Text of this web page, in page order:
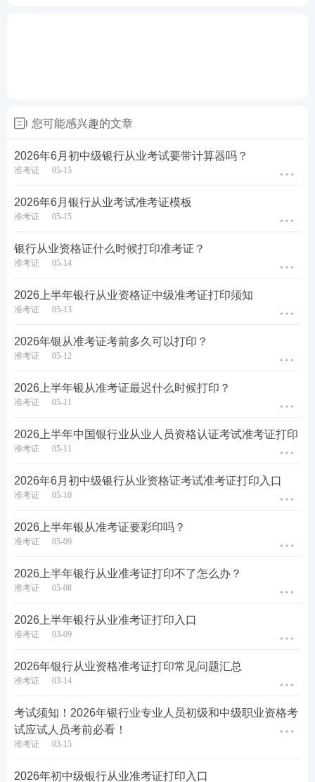
2026上半年银行从业资格考试准考证打印时间为
6月
证，视为自愿弃考，将无法参加考试。建议大家尽快
如果担心忘记准考证打印，可以扫码免费预约233
考证打印、查分等重要节点，让233网校做你的小闹
2026上半年银行从业资格考试准考证打印常见问
1、2026上半年银行从业资格考试准考证打印入口
2026上半年银行从业资格考试准考证可于考前1周
印，如未在规定时间内打印准考证，视为自愿弃
考，将无法参加考试。建议大家尽早打印好准考
您可能感兴趣的文章
2026年6月初中级银行从业考试要带计算器吗？
准考证 05-15
2026年6月银行从业考试准考证模板
准考证 05-15
银行从业资格证什么时候打印准考证？
准考证 05-14
2026上半年银行从业资格证中级准考证打印须知
准考证 05-13
2026年银从准考证考前多久可以打印？
准考证 05-12
2026上半年银从准考证最迟什么时候打印？
准考证 05-11
2026上半年中国银行业从业人员资格认证考试准考证打印
准考证 05-11
2026年6月初中级银行从业资格证考试准考证打印入口
准考证 05-10
2026上半年银从准考证要彩印吗？
准考证 05-09
2026上半年银行从业准考证打印不了怎么办？
准考证 05-08
2026上半年银行从业准考证打印入口
准考证 03-09
2026年银行从业资格准考证打印常见问题汇总
准考证 03-14
考试须知！2026年银行业专业人员初级和中级职业资格考
试应试人员考前必看！
准考证 03-15
2026年初中级银行从业准考证打印入口